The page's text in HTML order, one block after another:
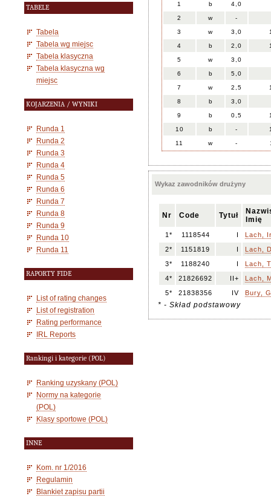
TABELE
Tabela
Tabela wg miejsc
Tabela klasyczna
Tabela klasyczna wg
miejsc
KOJARZENIA / WYNIKI
Runda 1
Runda 2
Runda 3
Runda 4
Runda 5
Runda 6
Runda 7
Runda 8
Runda 9
Runda 10
Runda 11
RAPORTY FIDE
List of rating changes
List of registration
Rating performance
IRL Reports
Rankingi i kategorie (POL)
Ranking uzyskany (POL)
Normy na kategorie
(POL)
Klasy sportowe (POL)
INNE
Kom. nr 1/2016
Regulamin
Blankiet zapisu partii
1 b 4,0
2 w -
3 w 3,0
4 b 2,0
5 w 3,0
6 b 5,0
7 w 2,5
8 b 3,0
9 b 0,5
10 b -
11 w -
Wykaz zawodników drużyny
Nr Code Tytuł
Imię
1* 1118544 I
Lach,
2*
1151819 I
Lach,
3*
1188240 I
Lach,
4*
21826692 II+
Lach,
5*
21838356 IV Bury,
* - Skład podstawowy